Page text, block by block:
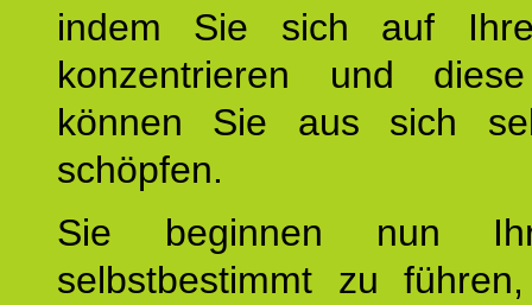
indem Sie sich auf
konzentrieren und
können Sie aus sich
schöpfen.
Sie beginnen nun
selbstbestimmt zu